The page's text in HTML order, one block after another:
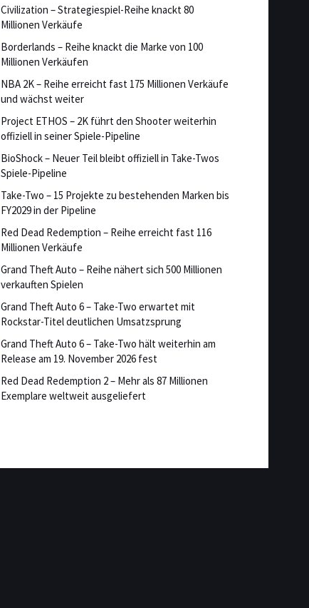
Civilization – Strategiespiel-Reihe knackt 80
Millionen Verkäufe
Borderlands – Reihe knackt die Marke von 100
Millionen Verkäufen
NBA 2K – Reihe erreicht fast 175 Millionen Verkäufe
und wächst weiter
Project ETHOS – 2K führt den Shooter weiterhin
offiziell in seiner Spiele-Pipeline
BioShock – Neuer Teil bleibt offiziell in Take-Twos
Spiele-Pipeline
Take-Two – 15 Projekte zu bestehenden Marken bis
FY2029 in der Pipeline
Red Dead Redemption – Reihe erreicht fast 116
Millionen Verkäufe
Grand Theft Auto – Reihe nähert sich 500 Millionen
verkauften Spielen
Grand Theft Auto 6 – Take-Two erwartet mit
Rockstar-Titel deutlichen Umsatzsprung
Grand Theft Auto 6 – Take-Two hält weiterhin am
Release am 19. November 2026 fest
Red Dead Redemption 2 – Mehr als 87 Millionen
Exemplare weltweit ausgeliefert